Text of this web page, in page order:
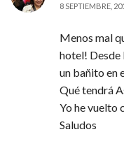
8 SEPTIEMBRE,
Menos mal
hotel! Desde
un bañito en
Qué tendrá
Yo he vuelto
Saludos